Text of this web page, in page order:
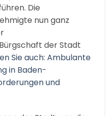
Die
nun ganz
der Stadt
Sie auch: Ambulante
in Baden-
und